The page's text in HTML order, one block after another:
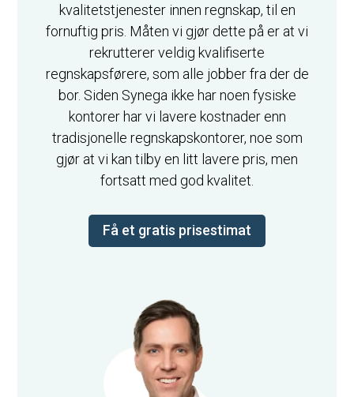
kvalitetstjenester innen regnskap, til en
fornuftig pris. Måten vi gjør dette på er at vi
rekrutterer veldig kvalifiserte
regnskapsførere, som alle jobber fra der de
bor. Siden Synega ikke har noen fysiske
kontorer har vi lavere kostnader enn
tradisjonelle regnskapskontorer, noe som
gjør at vi kan tilby en litt lavere pris, men
fortsatt med god kvalitet.
Få et gratis prisestimat